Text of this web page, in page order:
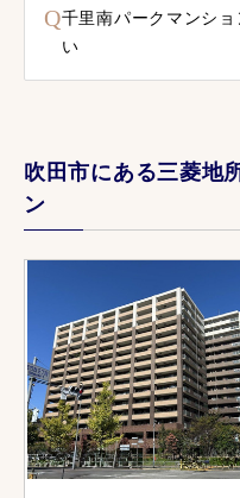
Q千里南パークマンシ
い
吹田市にある三菱地
ン